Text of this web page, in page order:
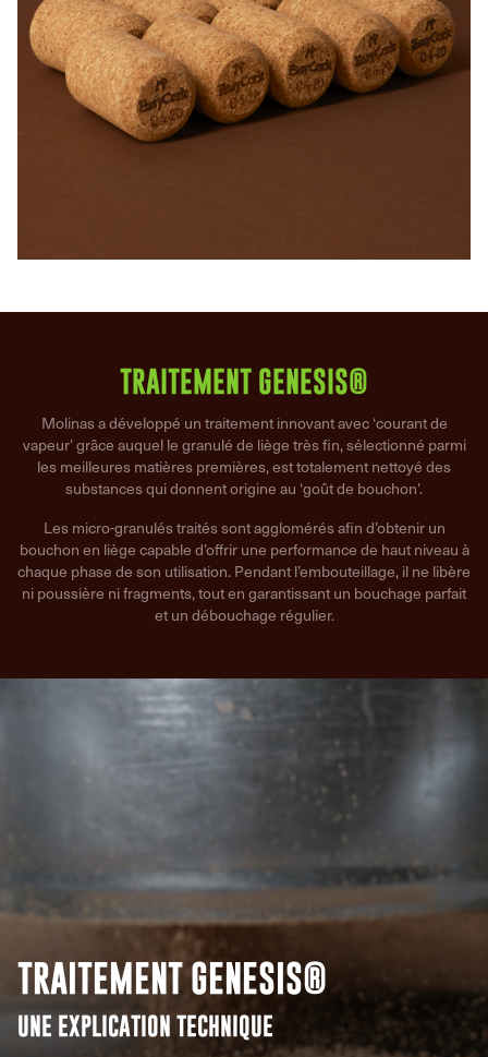
TRAITEMENT GENESIS®
Molinas a développé un traitement innovant avec ‘courant de
vapeur’ grâce auquel le granulé de liège très fin, sélectionné parmi
les meilleures matières premières, est totalement nettoyé des
substances qui donnent origine au ‘goût de bouchon’.
Les micro-granulés traités sont agglomérés afin d’obtenir un
bouchon en liège capable d’offrir une performance de haut niveau à
chaque phase de son utilisation. Pendant l’embouteillage, il ne libère
ni poussière ni fragments, tout en garantissant un bouchage parfait
et un débouchage régulier.
TRAITEMENT GENESIS®
UNE EXPLICATION TECHNIQUE